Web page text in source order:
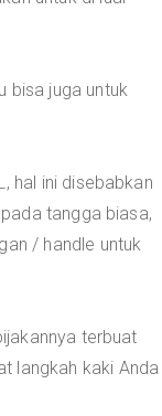
bisa juga untuk
hal ini disebabkan
tangga biasa,
/ handle untuk
terbuat
langkah kaki Anda